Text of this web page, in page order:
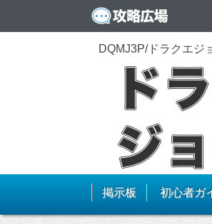
DQMJ3P/ドラクエジ
掲示板 初心者ガ